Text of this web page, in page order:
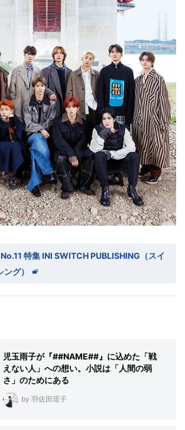
特集 INI SWITCH PUBLISHING（スイ
ング）
児玉雨子が『##NAME##』に込めた「戦
えない人」への想い。小説は「人間の弱
さ」のためにある
by 羽佐田瑶子